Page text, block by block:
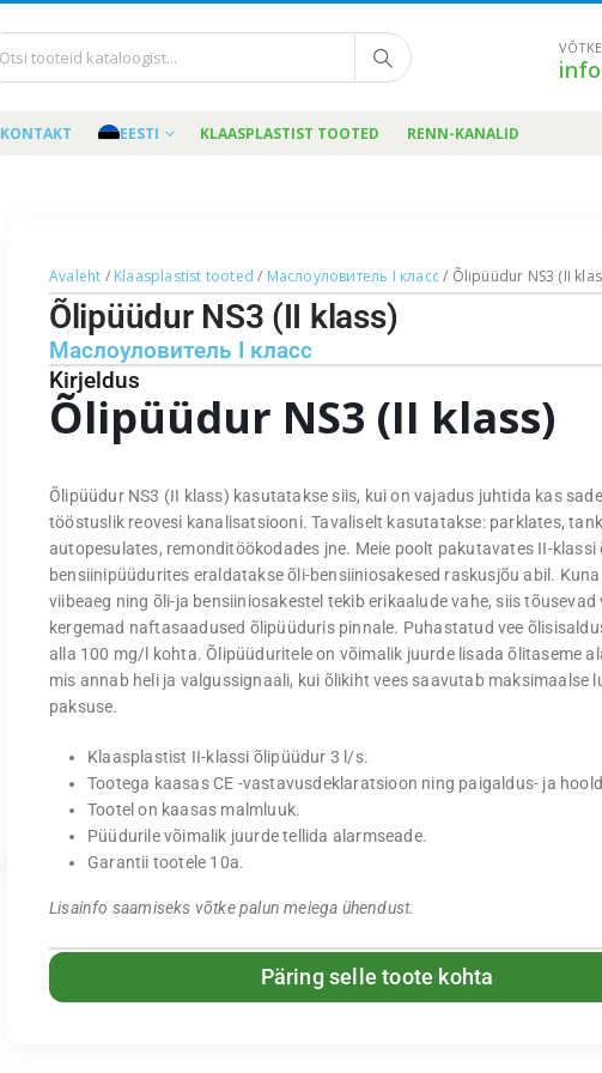
KONTAKT EESTI KLAASPLASTIST TOOTED RENN-KANALID
Avaleht / Klaasplastist tooted / Маслоуловитель I класс/ Õlipüüdur NS3 (II
Õlipüüdur NS3 (II klass)
Маслоуловитель I класс
Kirjeldus
Õlipüüdur NS3 (II klass)
Õlipüüdur NS3 (II klass) kasutatakse siis, kui on vajadus juhtida kas
tööstuslik reovesi kanalisatsiooni. Tavaliselt kasutatakse: parklates,
autopesulates, remonditöökodades jne. Meie poolt pakutavates II-klassi
bensiinipüüdurites eraldatakse õli-bensiiniosakesed raskusjõu abil. Kuna
viibeaeg ning õli-ja bensiiniosakestel tekib erikaalude vahe, siis tõusevad
kergemad naftasaadused õlipüüduris pinnale. Puhastatud vee
alla 100 mg/l kohta. Õlipüüduritele on võimalik juurde lisada õlitaseme
mis annab heli ja valgussignaali, kui õlikiht vees saavutab maksimaalse
paksuse.
Klaasplastist II-klassi õlipüüdur 3 l/s.
Tootega kaasas CE -vastavusdeklaratsioon ning paigaldus- ja
Tootel on kaasas malmluuk.
Püüdurile võimalik juurde tellida alarmseade.
Garantii tootele 10a.
Lisainfo saamiseks võtke palun meiega ühendust.
Päring selle toote kohta